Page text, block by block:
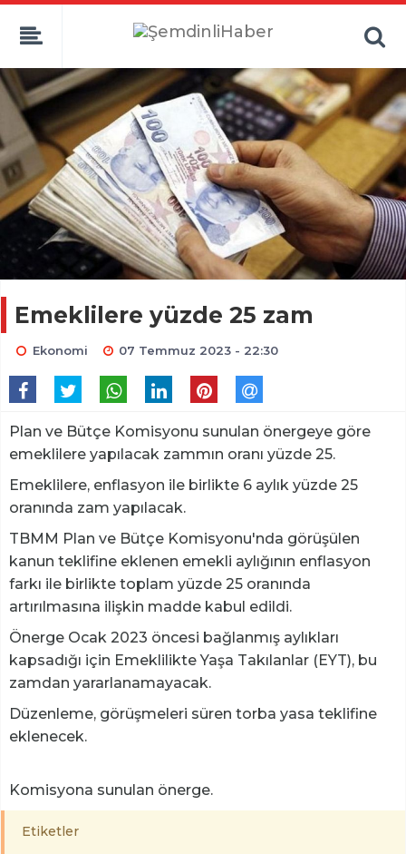
Emeklilere yüzde 25 zam
Ekonomi 07 Temmuz 2023 - 22:30
Plan ve Bütçe Komisyonu sunulan önergeye göre
emeklilere yapılacak zammın oranı yüzde 25.
Emeklilere, enflasyon ile birlikte 6 aylık yüzde 25
oranında zam yapılacak.
TBMM Plan ve Bütçe Komisyonu'nda görüşülen
kanun teklifine eklenen emekli aylığının enflasyon
farkı ile birlikte toplam yüzde 25 oranında
artırılmasına ilişkin madde kabul edildi.
Önerge Ocak 2023 öncesi bağlanmış aylıkları
kapsadığı için Emeklilikte Yaşa Takılanlar (EYT), bu
zamdan yararlanamayacak.
Düzenleme, görüşmeleri süren torba yasa teklifine
eklenecek.
Komisyona sunulan önerge.
Etiketler